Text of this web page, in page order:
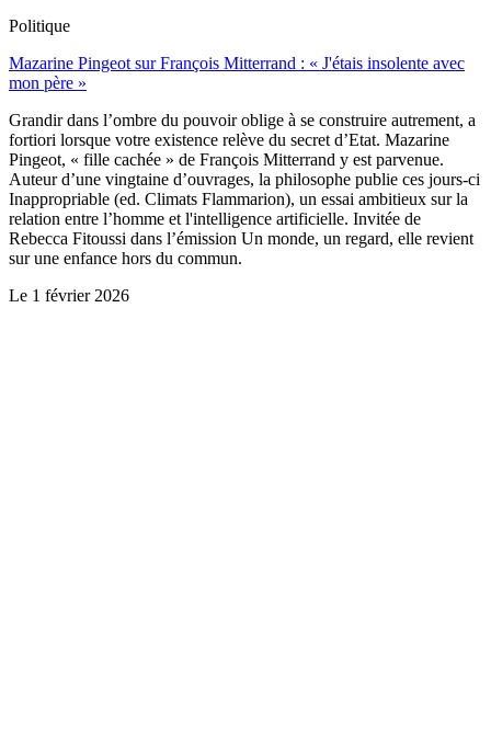
Politique
Mazarine Pingeot sur François Mitterrand : « J'étais insolente avec
mon père »
Grandir dans l’ombre du pouvoir oblige à se construire autrement, a
fortiori lorsque votre existence relève du secret d’Etat. Mazarine
Pingeot, « fille cachée » de François Mitterrand y est parvenue.
Auteur d’une vingtaine d’ouvrages, la philosophe publie ces jours-ci
Inappropriable (ed. Climats Flammarion), un essai ambitieux sur la
relation entre l’homme et l'intelligence artificielle. Invitée de
Rebecca Fitoussi dans l’émission Un monde, un regard, elle revient
sur une enfance hors du commun.
Le 1 février 2026